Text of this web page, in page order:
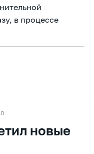
в процессе
новые